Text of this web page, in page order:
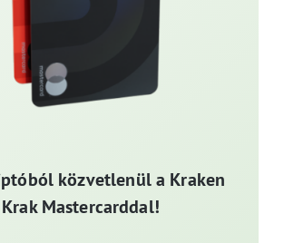
közvetlenül a Kraken
Krak Mastercarddal!